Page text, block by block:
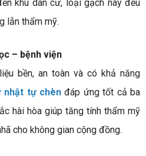
khu dân cư, loại gạch này đều
lẫn thẩm mỹ.
– bệnh viện
bền, an toàn và có khả năng
nhật tự chènđáp ứng tốt cả ba
hài hòa giúp tăng tính thẩm mỹ
cho không gian cộng đồng.